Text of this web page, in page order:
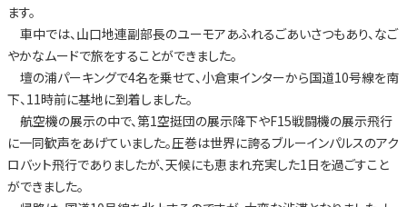
ます。
車中では、山口地連副部長のユーモアあふれるごあいさつもあり、なご
やかなムードで旅をすることができました。
壇の浦パーキングで4名を乗せて、小倉東インターから国道10号線を南
下、11時前に基地に到着しました。
航空機の展示の中で、第1空挺団の展示降下やF15戦闘機の展示飛行
に一同歓声をあげていました。圧巻は世界に誇るブルーインパルスのアク
ロバット飛行でありましたが、天候にも恵まれ充実した1日を過ごすこと
ができました。